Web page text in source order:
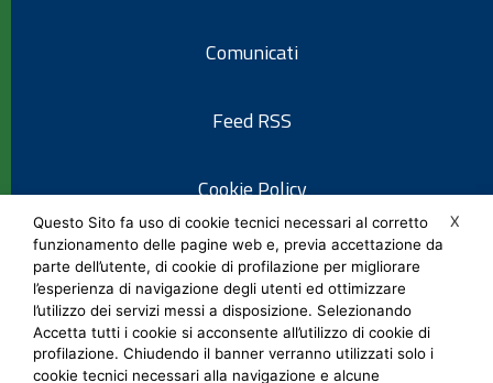
Comunicati
Feed RSS
Cookie Policy
Informativa privacy
Note legali
X
Questo Sito fa uso di cookie tecnici necessari al corretto
funzionamento delle pagine web e, previa accettazione da
parte dell’utente, di cookie di profilazione per migliorare
l’esperienza di navigazione degli utenti ed ottimizzare
l’utilizzo dei servizi messi a disposizione. Selezionando
Accetta tutti i cookie si acconsente all’utilizzo di cookie di
profilazione. Chiudendo il banner verranno utilizzati solo i
cookie tecnici necessari alla navigazione e alcune